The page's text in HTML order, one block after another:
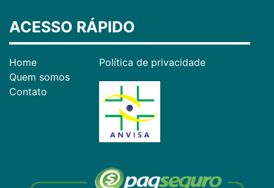
ACESSO RÁPIDO
Home
Quem somos
Contato
Política de privacidade